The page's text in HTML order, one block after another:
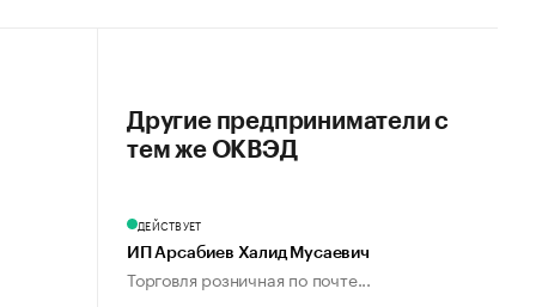
Другие предприниматели с
тем же ОКВЭД
ДЕЙСТВУЕТ
ИП Арсабиев Халид Мусаевич
Торговля розничная по почте...